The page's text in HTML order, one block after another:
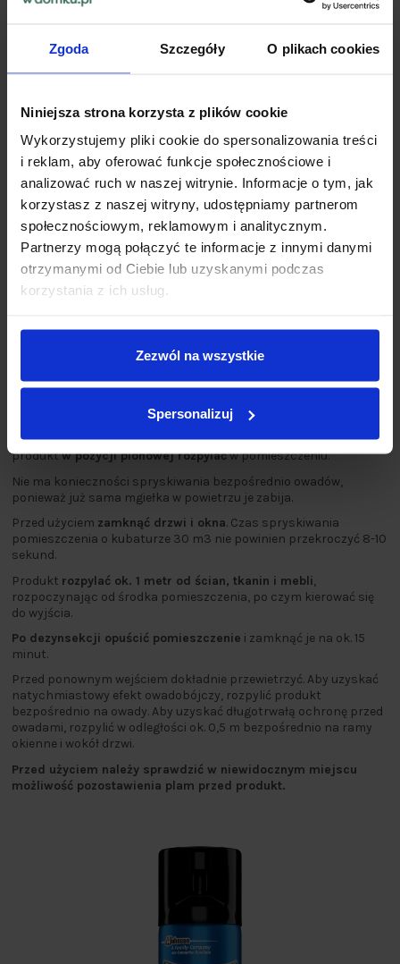
Zgoda Szczegóły O plikach cookies
Niniejsza strona korzysta z plików cookie
Wykorzystujemy pliki cookie do spersonalizowania treści
i reklam, aby oferować funkcje społecznościowe i
analizować ruch w naszej witrynie. Informacje o tym, jak
korzystasz z naszej witryny, udostępniamy partnerom
społecznościowym, reklamowym i analitycznym.
Partnerzy mogą połączyć te informacje z innymi danymi
otrzymanymi od Ciebie lub uzyskanymi podczas
korzystania z ich usług.
Zezwól na wszystkie
Spersonalizuj
► SPOSÓB UŻYCIA:
przed użyciem.
Rozpylać z dala od twarzy, nacisnąć przycisk i trzymając
produktw pozycji pionowej rozpylaćw pomieszczeniu.
Nie ma konieczności spryskiwania bezpośrednio owadów,
ponieważ już sama mgiełka w powietrzu je zabija.
Przed użyciem zamknąć drzwi i okna. Czas spryskiwania
pomieszczenia o kubaturze 30 m3 nie powinien przekroczyć 8-10
sekund.
Produkt rozpylać ok. 1 metr od ścian, tkanin i mebli,
rozpoczynając od środka pomieszczenia, po czym kierować się
do wyjścia.
Po dezynsekcji opuścić pomieszczenie i zamknąć je na ok. 15
minut.
Przed ponownym wejściem dokładnie przewietrzyć. Aby uzyskać
natychmiastowy efekt owadobójczy, rozpylić produkt
bezpośrednio na owady. Aby uzyskać długotrwałą ochronę przed
owadami, rozpylić w odległości ok. 0,5 m bezpośrednio na ramy
okienne i wokół drzwi.
Przed użyciem należy sprawdzić w niewidocznym miejscu
możliwość pozostawienia plam przed produkt.